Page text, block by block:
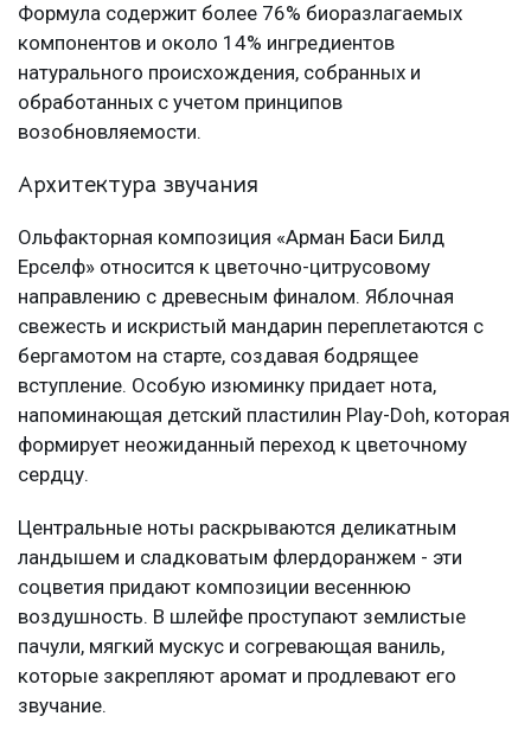
Формула содержит более 76% биоразлагаемых
компонентов и около 14% ингредиентов
натурального происхождения, собранных и
обработанных с учетом принципов
возобновляемости.
Архитектура звучания
Ольфакторная композиция «Арман Баси Билд
Ерселф» относится к цветочно-цитрусовому
направлению с древесным финалом. Яблочная
свежесть и искристый мандарин переплетаются с
бергамотом на старте, создавая бодрящее
вступление. Особую изюминку придает нота,
напоминающая детский пластилин Play-Doh, которая
формирует неожиданный переход к цветочному
сердцу.
Центральные ноты раскрываются деликатным
ландышем и сладковатым флердоранжем - эти
соцветия придают композиции весеннюю
воздушность. В шлейфе проступают землистые
пачули, мягкий мускус и согревающая ваниль,
которые закрепляют аромат и продлевают его
звучание.